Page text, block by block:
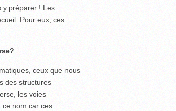
y préparer ! Les
Pour eux, ces
ceux que nous
des structures
les voies
ce nom car ces